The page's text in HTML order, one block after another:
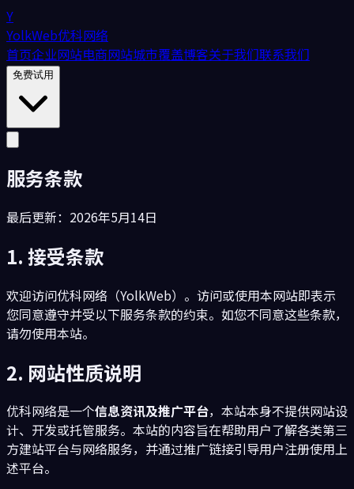
Y
YolkWeb优科网络
首页企业网站电商网站城市覆盖博客关于我们联系我们
免费试用
服务条款
最后更新：2026年5月14日
1. 接受条款
欢迎访问优科网络（YolkWeb）。访问或使用本网站即表示
您同意遵守并受以下服务条款的约束。如您不同意这些条款，
请勿使用本站。
2. 网站性质说明
优科网络是一个信息资讯及推广平台，本站本身不提供网站设
计、开发或托管服务。本站的内容旨在帮助用户了解各类第三
方建站平台与网络服务，并通过推广链接引导用户注册使用上
述平台。